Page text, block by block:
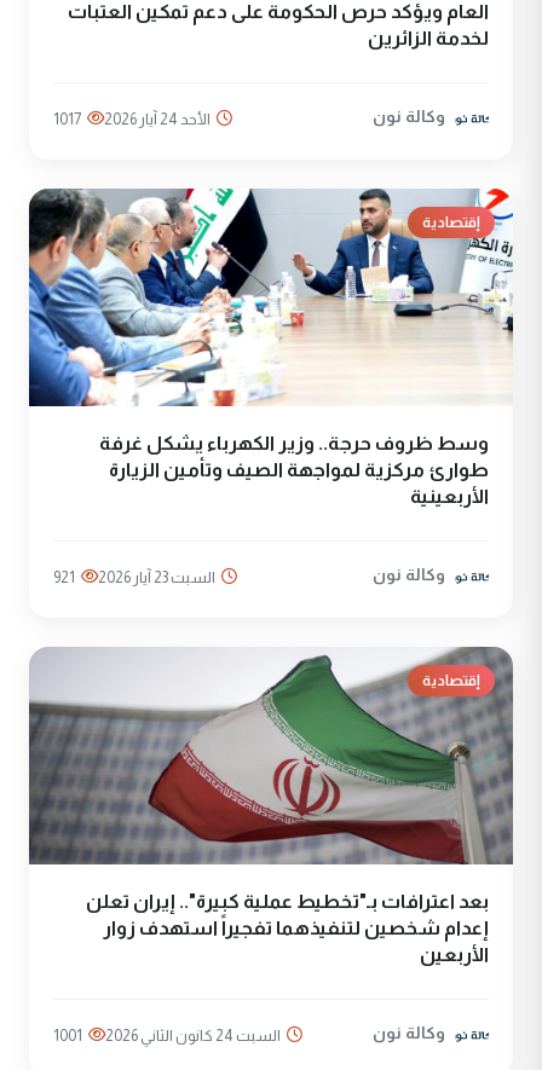
العام ويؤكد حرص الحكومة على دعم تمكين العتبات
لخدمة الزائرين
وكالة نون الأحد 24 آيار 2026 1017
إقتصادية
وسط ظروف حرجة.. وزير الكهرباء يشكل غرفة
طوارئ مركزية لمواجهة الصيف وتأمين الزيارة
الأربعينية
وكالة نون السبت 23 آيار 2026 921
إقتصادية
بعد اعترافات بـ"تخطيط عملية كبيرة".. إيران تعلن
إعدام شخصين لتنفيذهما تفجيراً استهدف زوار
الأربعين
وكالة نون السبت 24 كانون الثاني 2026 1001